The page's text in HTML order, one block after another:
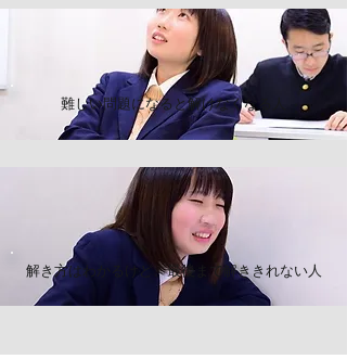
難しい問題になると解けなくなる人
解き方はわかるけど、最後まで解ききれない人